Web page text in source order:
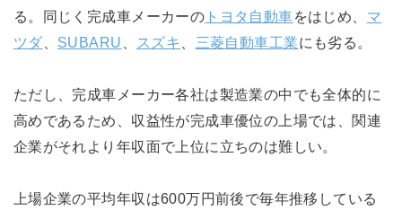
る。同じく完成車メーカーの トヨタ自動車をはじめ、 マ
ツダ
SUBARU スズキ 三菱自動車工業にも劣る。
ただし、完成車メーカー各社は製造業の中でも全体的に
高めであるため、収益性が完成車優位の上場では、関連
企業がそれより年収面で上位に立ちのは難しい。
上場企業の平均年収は600万円前後で毎年推移している